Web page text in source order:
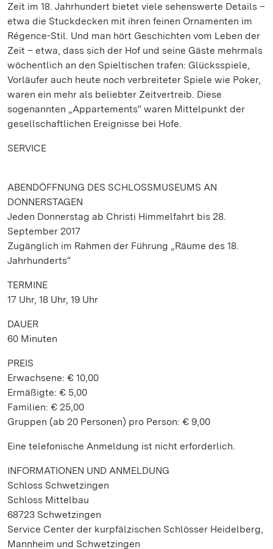
Zeit im 18. Jahrhundert bietet viele sehenswerte Details –
etwa die Stuckdecken mit ihren feinen Ornamenten im
Régence-Stil. Und man hört Geschichten vom Leben der
Zeit – etwa, dass sich der Hof und seine Gäste mehrmals
wöchentlich an den Spieltischen trafen: Glücksspiele,
Vorläufer auch heute noch verbreiteter Spiele wie Poker,
waren ein mehr als beliebter Zeitvertreib. Diese
sogenannten „Appartements“ waren Mittelpunkt der
gesellschaftlichen Ereignisse bei Hofe.
SERVICE
ABENDÖFFNUNG DES SCHLOSSMUSEUMS AN
DONNERSTAGEN
Jeden Donnerstag ab Christi Himmelfahrt bis 28.
September 2017
Zugänglich im Rahmen der Führung „Räume des 18.
Jahrhunderts“
TERMINE
17 Uhr, 18 Uhr, 19 Uhr
DAUER
60 Minuten
PREIS
Erwachsene: € 10,00
Ermäßigte: € 5,00
Familien: € 25,00
Gruppen (ab 20 Personen) pro Person: € 9,00
Eine telefonische Anmeldung ist nicht erforderlich.
INFORMATIONEN UND ANMELDUNG
Schloss Schwetzingen
Schloss Mittelbau
68723 Schwetzingen
Service Center der kurpfälzischen Schlösser Heidelberg,
Mannheim und Schwetzingen